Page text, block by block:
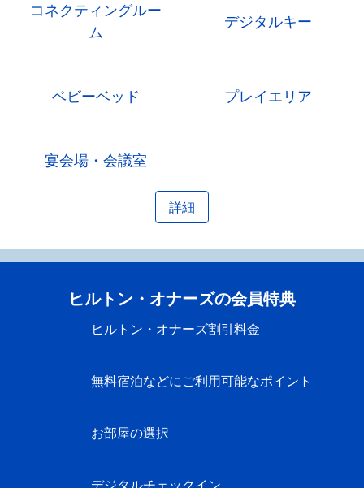
コネクティングルー
ム
デジタルキー
ベビーベッド プレイエリア
宴会場・会議室
詳細
ヒルトン・オナーズの会員特典
ヒルトン・オナーズ割引料金
無料宿泊などにご利用可能なポイント
お部屋の選択
デジタルチェックイン